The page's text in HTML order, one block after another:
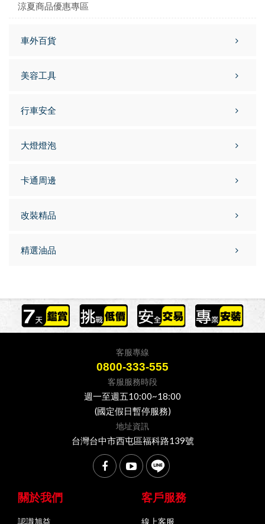
涼夏商品優惠專區
車外百貨
美容工具
行車安全
大燈燈泡
卡通周邊
改裝精品
精選油品
客服專線
0800-333-555
客服服務時段
週一至週五10:00~18:00
(國定假日暫停服務)
地址資訊
台灣台中市西屯區福科路139號
關於我們
認識旭益
客戶服務
線上客服